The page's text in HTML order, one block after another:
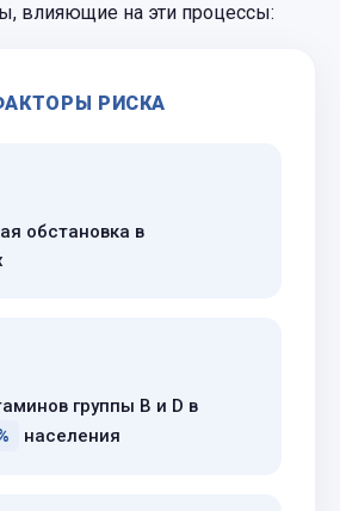
влияющие на эти процессы:
РИСКА
обстановка в
группы B и D в
населения